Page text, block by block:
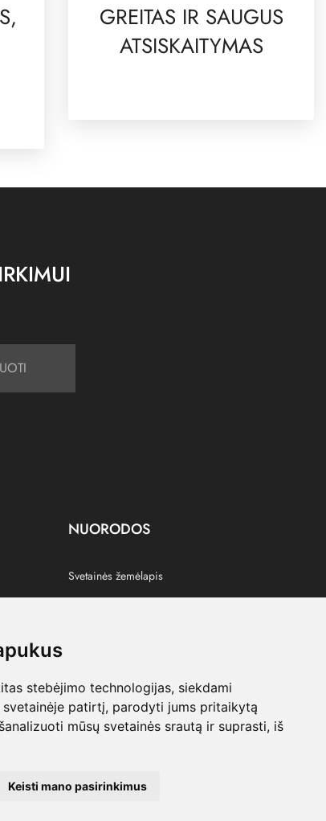
stebėjimo technologijas, siekdami
svetainėje patirtį, parodyti jums pritaikytą
mūsų svetainės srautą ir suprasti, iš
Keisti mano pasirinkimus
GREITAS IR SAUGUS
ATSISKAITYMAS
NUORODOS
Svetainės žemėlapis